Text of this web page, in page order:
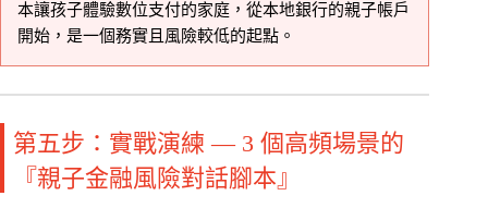
本讓孩子體驗數位支付的家庭，從本地銀行的親子帳戶
開始，是一個務實且風險較低的起點。
第五步：實戰演練 — 3 個高頻場景的
『親子金融風險對話腳本』